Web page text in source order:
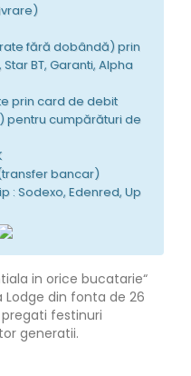
fără dobândă) prin
BT, Garanti, Alpha
prin card de debit
pentru cumpărături de
bancar)
: Sodexo, Edenred, Up
in orice bucatarie“
din fonta de 26
festinuri
generatii.